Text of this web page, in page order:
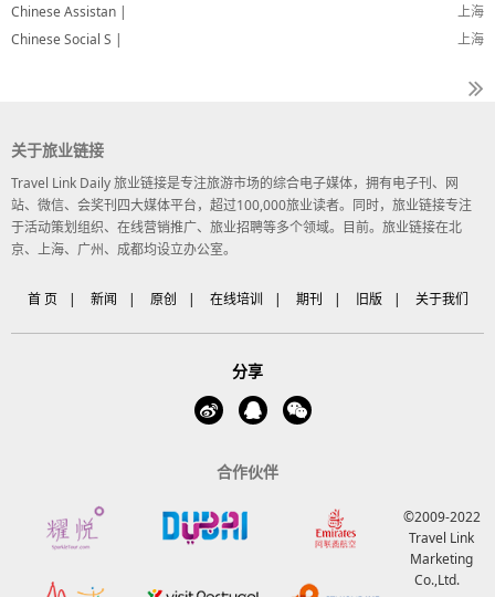
上海
Chinese Assistan |
上海
Chinese Social S |
关于旅业链接
Travel Link Daily 旅业链接是专注旅游市场的综合电子媒体，拥有电子刊、网
站、微信、会奖刊四大媒体平台，超过100,000旅业读者。同时，旅业链接专注
于活动策划组织、在线营销推广、旅业招聘等多个领域。目前。旅业链接在北
京、上海、广州、成都均设立办公室。
首 页 | 新闻 | 原创 | 在线培训 | 期刊 | 旧版 | 关于我们
分享
合作伙伴
©2009-2022
Travel Link
Marketing
Co.,Ltd.